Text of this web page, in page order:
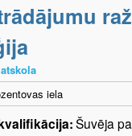
iela
Šuvēja